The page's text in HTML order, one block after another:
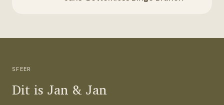
SFEER
Dit is Jan & Jan